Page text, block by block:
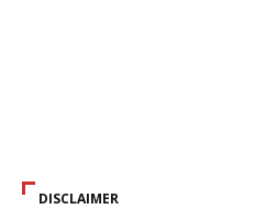
DISCLAIMER